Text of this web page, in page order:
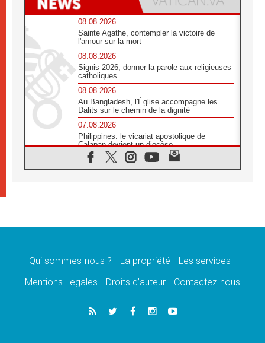
08.08.2026
Sainte Agathe, contempler la victoire de
l'amour sur la mort
08.08.2026
Signis 2026, donner la parole aux religieuses
catholiques
08.08.2026
Au Bangladesh, l'Église accompagne les
Dalits sur le chemin de la dignité
07.08.2026
Philippines: le vicariat apostolique de
Calapan devient un diocèse
07.08.2026
Congo-Brazzaville : le 15 août, entre
une signature»
Le programme du voyage apostolique du
07.08.2026
1ère Conférence continentale sur l'éducation
Qui sommes-nous ? La propriété
Les services
Mentions Legales
Droits d’auteur Contactez-nous